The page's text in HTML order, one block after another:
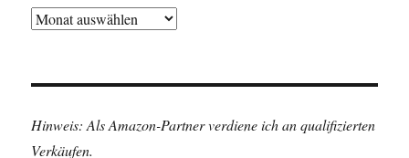
Archiv
Hinweis: Als Amazon-Partner verdiene ich an qualifizierten
Verkäufen.